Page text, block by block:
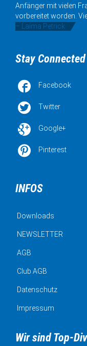
Anfänger mit vielen
vorbereitet worden.
– Laima Petrick
Stay Connected
 Facebook
 Twitter
 Google+
 Pinterest
INFOS
Downloads
NEWSLETTER
AGB
Club AGB
Datenschutz
Impressum
Wir sind Top-